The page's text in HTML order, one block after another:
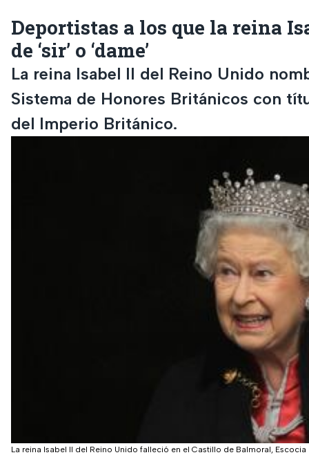
Deportistas a los que la reina
de ‘sir’ o ‘dame’
La reina Isabel II del Reino Unido
Sistema de Honores Británicos con
del Imperio Británico.
La reina Isabel II del Reino Unido falleció en el Castillo de Balmoral,